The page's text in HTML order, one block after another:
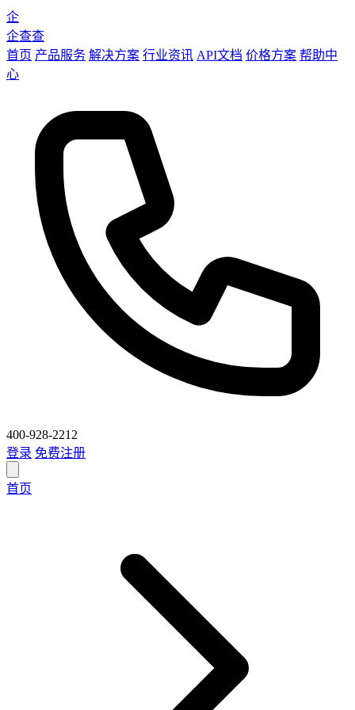
企
企查查
首页 产品服务 解决方案 行业资讯 API文档 价格方案 帮助中
心
400-928-2212
登录 免费注册
首页